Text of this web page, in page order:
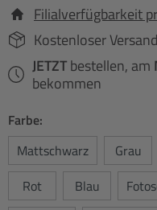
Filialverfügbarkeit
Kostenloser
JETZTbestellen, am
bekommen
Farbe:
Mattschwarz
Grau
Rot
Blau